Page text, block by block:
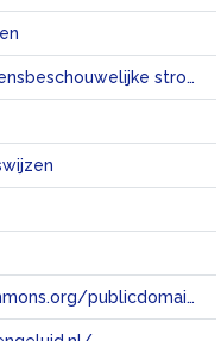
01L1 filosofie en levensbeschouwelijke stromingen
https://creativecommons.org/publicdomain/zero/1.0/